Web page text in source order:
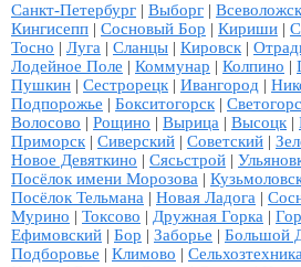
Санкт-Петербург | Выборг | Всеволожск
Кингисепп | Сосновый Бор | Кириши |
Тосно | Луга | Сланцы | Кировск|
Лодейное Поле | Коммунар | Колпино |
Пушкин | Сестрорецк| Ивангород |
Подпорожье | Бокситогорск|
Волосово | Рощино | Вырица | Высоцк|
Приморск| Сиверский | Советский |
Новое Девяткино | Сясьстрой |
Посёлок имени Морозова |
Посёлок Тельмана | Новая Ладога |
Мурино | Токсово | Дружная Горка |
Ефимовский | Бор | Заборье | Большой
Подборовье | Климово |